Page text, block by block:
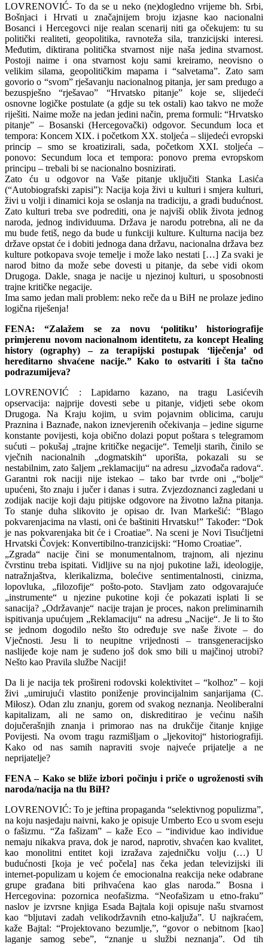
LOVRENOVIĆ- To da se u neko (ne)dogledno vrijeme bh. Srbi,
Bošnjaci i Hrvati u značajnijem broju izjasne kao nacionalni
Bosanci i Hercegovci nije realan scenarij niti ga očekujem: tu su
politički realiteti, geopolitika, ravnoteža sila, tranzicijski interesi.
Međutim, diktirana politička stvarnost nije naša jedina stvarnost.
Postoji naime i ona stvarnost koju sami kreiramo, neovisno o
velikim silama, geopolitičkim mapama i “salvetama”. Zato sam
govorio o “svom” rješavanju nacionalnog pitanja, jer sam predugo a
bezuspješno “rješavao” “Hrvatsko pitanje” koje se, slijedeći
osnovne logičke postulate (a gdje su tek ostali) kao takvo ne može
riješiti. Naime može na jedan jedini način, prema formuli: “Hrvatsko
pitanje” – Bosanski (Hercegovački) odgovor. Secundum loca et
tempora: Koncem XIX. i početkom XX. stoljeća – slijedeći evropski
princip – smo se kroatizirali, sada, početkom XXI. stoljeća –
ponovo: Secundum loca et tempora: ponovo prema evropskom
principu – trebali bi se nacionalno bosnizirati.
Zato ću u odgovor na Vaše pitanje uključiti Stanka Lasića
(“Autobiografski zapisi”): Nacija koja živi u kulturi i smjera kulturi,
živi u volji i dinamici koja se oslanja na tradiciju, a gradi budućnost.
Zato kulturi treba sve podrediti, ona je najviši oblik života jednog
naroda, jednog individuuma. Država je narodu potrebna, ali ne da
mu bude fetiš, nego da bude u funkciji kulture. Kulturna nacija bez
države opstat će i dobiti jednoga dana državu, nacionalna država bez
kulture potkopava svoje temelje i može lako nestati […] Za svaki je
narod bitno da može sebe dovesti u pitanje, da sebe vidi okom
Drugoga. Dakle, snaga je nacije u njezinoj kulturi, u sposobnosti
trajne kritičke negacije.
Ima samo jedan mali problem: neko reče da u BiH ne prolaze jedino
logična riješenja!
FENA: “Zalažem se za novu ‘politiku’ historiografije
primjerenu novom nacionalnom identitetu, za koncept Healing
history (ography) – za terapijski postupak ‘liječenja’ od
hereditarno shvaćene nacije.” Kako to ostvariti i šta tačno
podrazumijeva?
LOVRENOVIĆ : Lapidarno kazano, na tragu Lasićevih
opservacija: najprije dovesti sebe u pitanje, vidjeti sebe okom
Drugoga. Na Kraju kojim, u svim pojavnim oblicima, caruju
Praznina i Baznađe, nakon iznevjerenih očekivanja – jedine sigurne
konstante povijesti, koja obično dolazi poput poštara s telegramom
sućuti – pokušaj „trajne kritičke negacije“. Temelji starih, činilo se
vječnih nacionalnih „dogmatskih“ uporišta, pokazali su se
nestabilnim, zato šaljem „reklamaciju“ na adresu „izvođača radova“.
Garantni rok naciji nije istekao – tako bar tvrde oni „“bolje“
upućeni, što znaju i jučer i danas i sutra. Zvjezdoznanci zagledani u
zodijak nacije koji daju pitijske odgovore na životno lažna pitanja.
To stanje duha slikovito je opisao dr. Ivan Markešić: “Blago
pokvarenjacima na vlasti, oni će baštiniti Hrvatsku!” Također: “Dok
je nas pokvarenjaka bit će i Croatiae”. Na sceni je Novi Tisućljetni
Hrvatski Čovjek: Konvertibilno-tranzicijski: “Homo Croatiae”.
„Zgrada“ nacije čini se monumentalnom, trajnom, ali njezinu
čvrstinu treba ispitati. Vidljive su na njoj pukotine laži, ideologije,
natražnjaštva, klerikalizma, bolećive sentimentalnosti, cinizma,
lopovluka, „filozofije“ pošto-poto. Stavljam zato odgovarajuće
„instrumente“ u njezine pukotine koji će pokazati isplati li se
sanacija? „Održavanje“ nacije trajan je proces, nakon preliminarnih
ispitivanja upućujem „Reklamaciju“ na adresu „Nacije“. Je li to što
se jednom dogodilo nešto što određuje sve naše živote – do
Vječnosti. Jesu li to neupitne vrijednosti – transgeneracijsko
naslijeđe koje nam je suđeno još dok smo bili u majčinoj utrobi?
Nešto kao Pravila službe Naciji!
Da li je nacija tek prošireni rodovski kolektivitet – “kolhoz” – koji
živi „umirujući vlastito poniženje provincijalnim sanjarijama (C.
Miłosz). Odan zlu znanju, gorem od svakog neznanja. Neoliberalni
kapitalizam, ali ne samo on, diskreditirao je većinu naših
dojučerašnjih znanja i primorao nas na drukčije čitanje knjige
Povijesti. Na ovom tragu razmišljam o „ljekovitoj“ historiografiji.
Kako od nas samih napraviti svoje najveće prijatelje a ne
neprijatelje?
FENA – Kako se bliže izbori počinju i priče o ugroženosti svih
naroda/nacija na tlu BiH?
LOVRENOVIĆ: To je jeftina propaganda “selektivnog populizma”,
na koju nasjedaju naivni, kako je opisuje Umberto Eco u svom eseju
o fašizmu. “Za fašizam” – kaže Eco – “individue kao individue
nemaju nikakva prava, dok je narod, naprotiv, shvaćen kao kvalitet,
kao monolitni entitet koji izražava zajedničku volju (…) U
budućnosti [koja je već počela] nas čeka jedan televizijski ili
internet-populizam u kojem će emocionalna reakcija neke odabrane
grupe građana biti prihvaćena kao glas naroda.” Bosna i
Hercegovina: pozornica neofašizma. “Neofašizam u etno-fraku”
naslov je izvrsne knjiga Esada Bajtala koji opisuje našu stvarnost
kao “bljutavi zadah velikodržavnih etno-kaljuža”. U najkraćem,
kaže Bajtal: “Projektovano bezumlje,”, “govor o nebitnom [kao]
laganje samog sebe”, “znanje u službi neznanja”. Od tih